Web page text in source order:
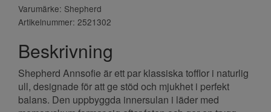
Varumärke: Shepherd
Artikelnummer: 2521302
Beskrivning
Shepherd Annsofie är ett par klassiska tofflor i naturlig
ull, designade för att ge stöd och mjukhet i perfekt
balans. Den uppbyggda innersulan i läder med